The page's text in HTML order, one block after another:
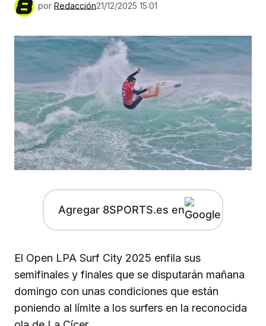
por Redacción21/12/2025 15:01
Agregar 8SPORTS.es en
El Open LPA Surf City 2025 enfila sus
semifinales y finales que se disputarán mañana
domingo con unas condiciones que están
poniendo al límite a los surfers en la reconocida